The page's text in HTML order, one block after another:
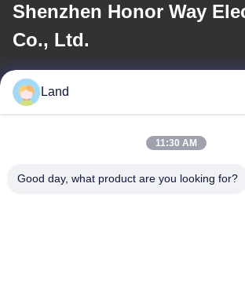
Shenzhen Honor Way
Co., Ltd.
E-posta
land@szhw-tech.com
Adresimiz
Land
11:30 AM
Good day, what product are you looking for?